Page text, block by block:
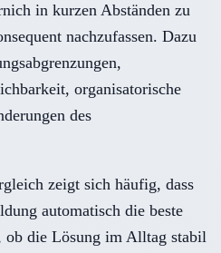
in kurzen Abständen zu
nachzufassen. Dazu
organisatorische
des
zeigt sich häufig, dass
automatisch die beste
ob die Lösung im Alltag stabil